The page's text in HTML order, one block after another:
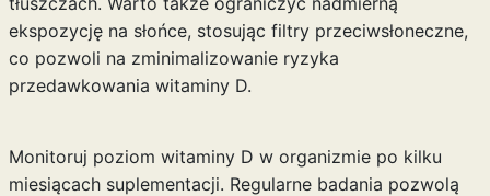
ekspozycję na słońce, stosując filtry przeciwsłoneczne,
co pozwoli na zminimalizowanie ryzyka
przedawkowania witaminy D.
Monitoruj poziom witaminy D w organizmie po kilku
miesiącach suplementacji. Regularne badania pozwolą